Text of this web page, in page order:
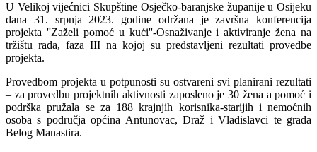
U Velikoj vijećnici Skupštine Osječko-baranjske županije u Osijeku
dana 31. srpnja 2023. godine održana je završna konferencija
projekta ''Zaželi pomoć u kući''-Osnaživanje i aktiviranje žena na
tržištu rada, faza III na kojoj su predstavljeni rezultati provedbe
projekta.
Provedbom projekta u potpunosti su ostvareni svi planirani rezultati
– za provedbu projektnih aktivnosti zaposleno je 30 žena a pomoć i
podrška pružala se za 188 krajnjih korisnika-starijih i nemoćnih
osoba s područja općina Antunovac, Draž i Vladislavci te grada
Belog Manastira.